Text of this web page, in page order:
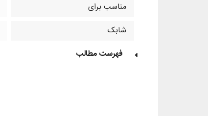
مناسب برای
شابک
فهرست مطالب